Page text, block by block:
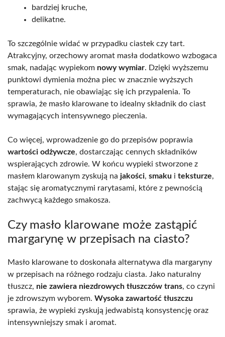
bardziej kruche,
delikatne.
To szczególnie widać w przypadku ciastek czy tart.
Atrakcyjny, orzechowy aromat masła dodatkowo wzbogaca
smak, nadając wypiekom nowy wymiar. Dzięki wyższemu
punktowi dymienia można piec w znacznie wyższych
temperaturach, nie obawiając się ich przypalenia. To
sprawia, że masło klarowane to idealny składnik do ciast
wymagających intensywnego pieczenia.
Co więcej, wprowadzenie go do przepisów poprawia
wartości odżywcze, dostarczając cennych składników
wspierających zdrowie. W końcu wypieki stworzone z
masłem klarowanym zyskują na jakości, smaku i teksturze,
stając się aromatycznymi rarytasami, które z pewnością
zachwycą każdego smakosza.
Czy masło klarowane może zastąpić
margarynę w przepisach na ciasto?
Masło klarowane to doskonała alternatywa dla margaryny
w przepisach na różnego rodzaju ciasta. Jako naturalny
tłuszcz, nie zawiera niezdrowych tłuszczów trans, co czyni
je zdrowszym wyborem. Wysoka zawartość tłuszczu
sprawia, że wypieki zyskują jedwabistą konsystencję oraz
intensywniejszy smak i aromat.